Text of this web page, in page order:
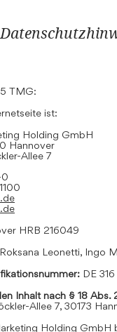
TMG:
ist:
Holding GmbH
Hannover
Allee 7
0
HRB 216049
Leonetti, Ingo
DE
Inhalt nach § 18 Abs.
Allee 7, 30173
Holding